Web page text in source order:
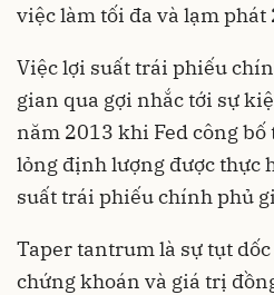
việc làm tối đa và lạm phát
Việc lợi suất trái phiếu
gian qua gợi nhắc tới sự
năm 2013 khi Fed công bố
lỏng định lượng được thực
suất trái phiếu chính phủ
Taper tantrum là sự tụt
chứng khoán và giá trị